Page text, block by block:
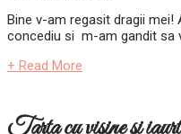
Bine v-am regasit dragii
concediu si m-am gandit sa
+ Read More